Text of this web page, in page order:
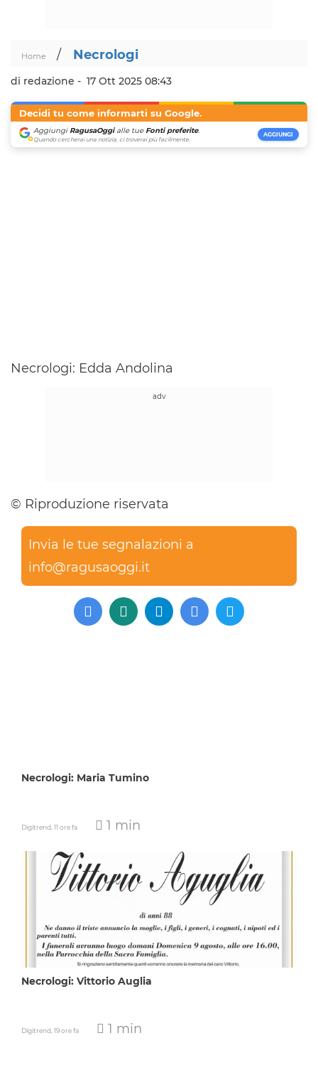
Home / Necrologi
di redazione - 17 Ott 2025 08:43
Decidi tu come informarti su Google.
Aggiungi RagusaOggialle tue Fonti preferite.
Quando cercherai una notizia, ci troverai più facilmente.
AGGIUNGI
Necrologi: Edda Andolina
© Riproduzione riservata
Invia le tue segnalazioni a
info@ragusaoggi.it
Necrologi: Maria Tumino
Digitrend,11 ore fa 1 min
Necrologi: Vittorio Auglia
Digitrend,19 ore fa 1 min